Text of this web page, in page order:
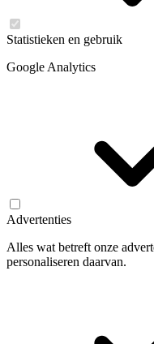
Statistieken en gebruik
Google Analytics
Advertenties
Alles wat betreft onze
personaliseren daarvan.